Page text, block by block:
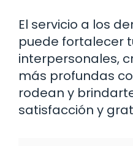
El servicio a los
puede fortalecer
interpersonales,
más profundas
rodean y
satisfacción y